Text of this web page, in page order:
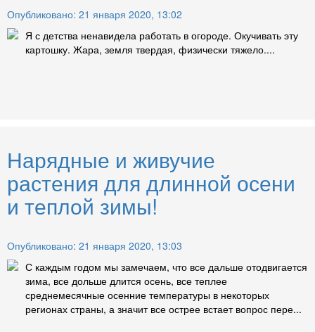
Опубликовано: 21 января 2020, 13:02
Я с детства ненавидела работать в огороде. Окучивать эту
картошку. Жара, земля твердая, физически тяжело....
Нарядные и живучие
растения для длинной осени
и теплой зимы!
Опубликовано: 21 января 2020, 13:03
С каждым годом мы замечаем, что все дальше отодвигается
зима, все дольше длится осень, все теплее
среднемесячные осенние температуры в некоторых
регионах страны, а значит все острее встает вопрос пере...